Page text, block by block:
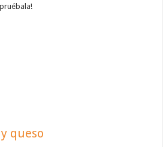
queso